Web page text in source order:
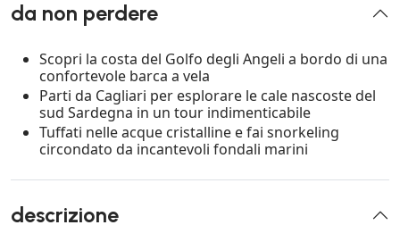
da non perdere
Scopri la costa del Golfo degli Angeli a bordo di una
confortevole barca a vela
Parti da Cagliari per esplorare le cale nascoste del
sud Sardegna in un tour indimenticabile
Tuffati nelle acque cristalline e fai snorkeling
circondato da incantevoli fondali marini
descrizione